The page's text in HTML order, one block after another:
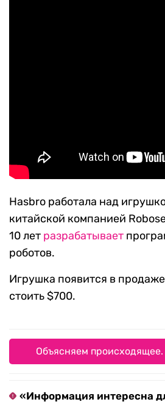
Hasbro работала над
китайской компанией
10 лет разрабатывает
роботов.
Игрушка появится в
стоить $700.
Объясняем происходящее.
«Информация интересна